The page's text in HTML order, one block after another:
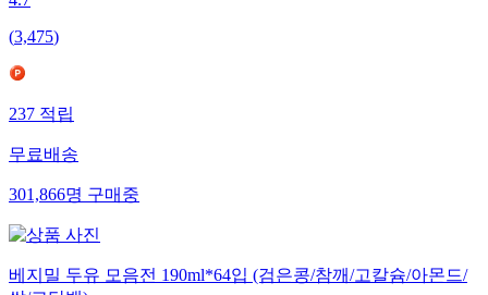
(3,475)
237적립
무료배송
301,866명구매중
베지밀 두유 모음전 190ml*64입 (검은콩/참깨/고칼슘/아몬드/